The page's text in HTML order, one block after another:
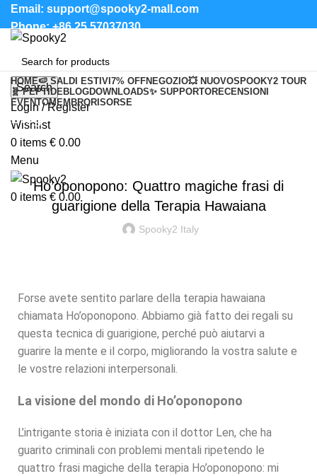
Email: support@spooky2-mall.com
Phone: +86 25 57037030
Search
Login / Register
Wishlist
0 items € 0.00
Menu
0 items € 0.00
HOME🍉 SALDI ESTIVI 7% OFFNEGOZIO💥 NUOVOSPOOKY2 TOUR
🧬 PEPTIDEBLOGDOWNLOADS✨ SUPPORTORECENSIONI
EVENTOMEMBRORISORSE
Blog
Ho’oponopono: Quattro magiche frasi di
guarigione della Terapia Hawaiana
Spooky2 Italy
Forse avete sentito parlare della terapia hawaiana
chiamata Ho’oponopono. Abbiamo già fatto dei regali su
questa tecnica di guarigione, perché può aiutarvi a
guarire la mente e il corpo, migliorando la vostra salute e
le vostre relazioni interpersonali.
La visione del mondo di Ho’oponopono
L’intrigante storia è iniziata con il dottor Len, che ha
guarito criminali con problemi mentali ripetendo le
quattro frasi magiche della terapia Ho’oponopono: mi